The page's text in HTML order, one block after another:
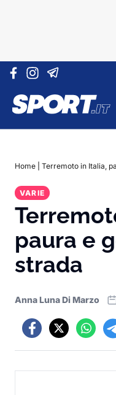
Vai al contenuto
Home Terremoto in Italia,
VARIE
paura e
strada
Anna Luna Di Marzo